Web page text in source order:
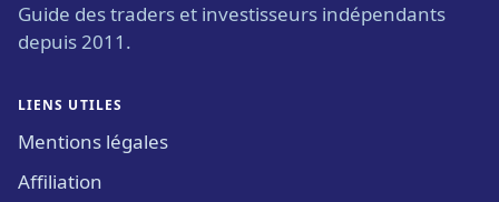
Guide des traders et investisseurs indépendants
depuis 2011.
LIENS UTILES
Mentions légales
Affiliation